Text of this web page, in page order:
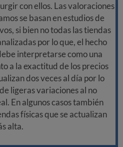
con ellos. Las valoraciones
se basan en estudios de
si bien no todas las tiendas
por lo que, el hecho
interpretarse como una
a la exactitud de los precios
dos veces al día por lo
ligeras variaciones al no
En algunos casos también
físicas que se actualizan
alta.